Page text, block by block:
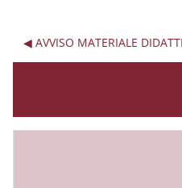
AVVISO MATERIALE